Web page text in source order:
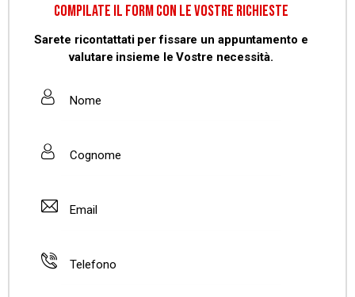
COMPILATE IL FORM CON LE VOSTRE RICHIESTE
Sarete ricontattati per fissare un appuntamento e
valutare insieme le Vostre necessità.